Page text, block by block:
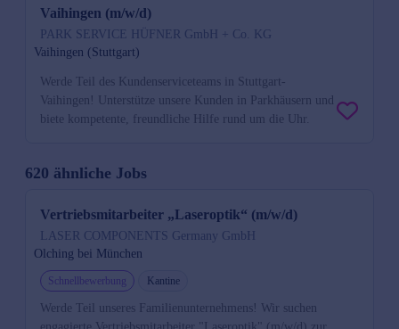
Vaihingen (m/w/d)
PARK SERVICE HÜFNER GmbH + Co. KG
Vaihingen (Stuttgart)
Werde Teil des Kundenserviceteams in Stuttgart-
Vaihingen! Unterstütze unsere Kunden in Parkhäusern und
biete kompetente, freundliche Hilfe rund um die Uhr.
620 ähnliche Jobs
Vertriebsmitarbeiter „Laseroptik“ (m/w/d)
LASER COMPONENTS Germany GmbH
Olching bei München
Schnellbewerbung Kantine
Werde Teil unseres Familienunternehmens! Wir suchen